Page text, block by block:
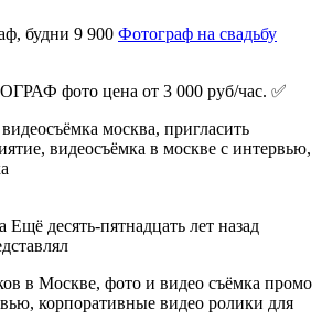
Фотограф на свадьбу
фото цена от 3 000 руб/час. ✅
десять-пятнадцать лет назад